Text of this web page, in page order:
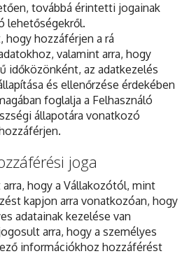
továbbá érintetti jogainak
lehetőségekről.
hogy hozzáférjen a rá
valamint arra, hogy
időközönként, az adatkezelés
és ellenőrzése érdekében
foglalja a Felhasználó
állapotára vonatkozó
joga
hogy a Vállakozótól, mint
kapjon arra vonatkozóan, hogy
adatainak kezelése van
arra, hogy a személyes
információkhoz hozzáférést